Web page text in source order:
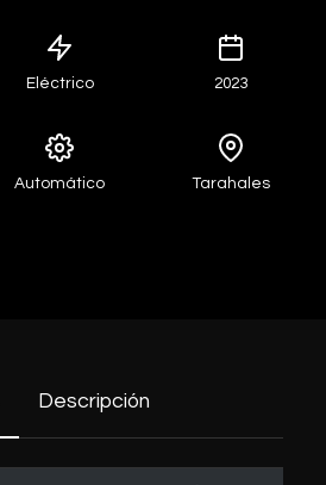
Eléctrico 2023
Automático Tarahales
Descripción